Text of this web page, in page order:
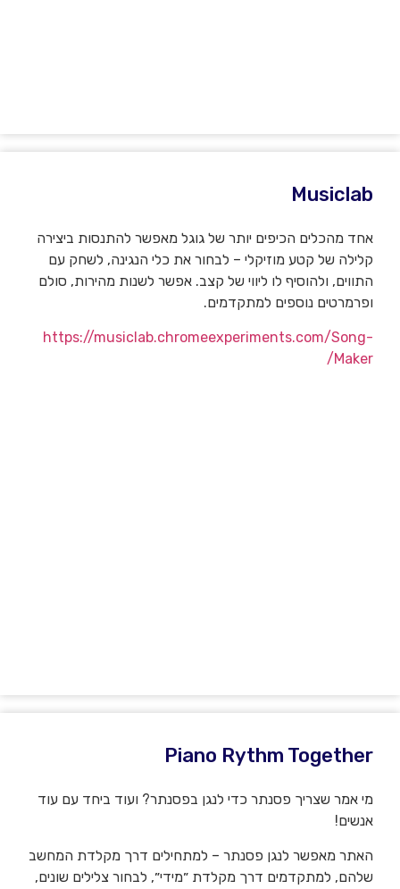
Musiclab
אחד מהכלים הכיפים יותר של גוגל מאפשר להתנסות ביצירה
קלילה של קטע מוזיקלי – לבחור את כלי הנגינה, לשחק עם
התווים, ולהוסיף לו ליווי של קצב. אפשר לשנות מהירות, סולם
ופרמרטים נוספים למתקדמים.
https://musiclab.chromeexperiments.com/Song-
Maker/
Piano Rythm Together
מי אמר שצריך פסנתר כדי לנגן בפסנתר? ועוד ביחד עם עוד
אנשים!
האתר מאפשר לנגן פסנתר – למתחילים דרך מקלדת המחשב
שלהם, למתקדמים דרך מקלדת ״מידי״, לבחור צלילים שונים,